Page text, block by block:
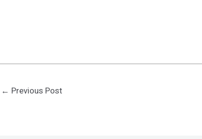
← Previous Post